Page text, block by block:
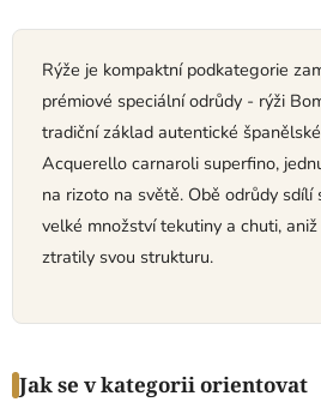
l
á
d
a
c
í
p
r
v
p
Rýže je kompaktní podkategorie
prémiové speciální odrůdy - rýži
tradiční základ autentické
Acquerello carnaroli superfino,
na rizoto na světě. Obě odrůdy
velké množství tekutiny a chuti,
ztratily svou strukturu.
Jak se v kategorii orientovat